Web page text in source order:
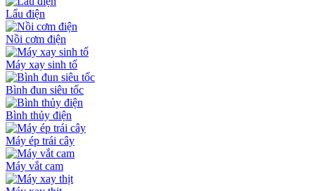
Lẩu điện
Nồi cơm điện
Máy xay sinh tố
Bình đun siêu tốc
Bình thủy điện
Máy ép trái cây
Máy vắt cam